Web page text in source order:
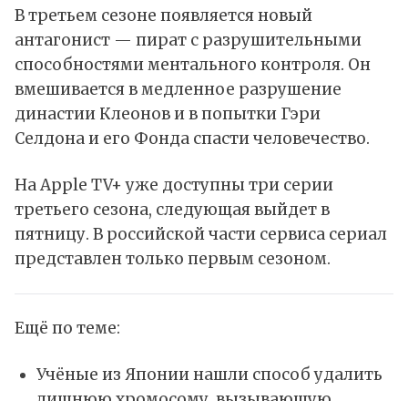
В третьем сезоне появляется новый
антагонист — пират с разрушительными
способностями ментального контроля. Он
вмешивается в медленное разрушение
династии Клеонов и в попытки Гэри
Селдона и его Фонда спасти человечество.
На Apple TV+ уже доступны три серии
третьего сезона, следующая выйдет в
пятницу. В российской части сервиса сериал
представлен только первым сезоном.
Ещё по теме:
Учёные из Японии нашли способ удалить